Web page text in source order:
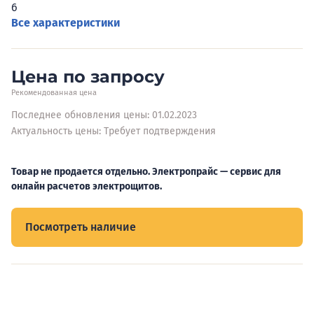
6
Все характеристики
Цена по запросу
Рекомендованная цена
Последнее обновления цены: 01.02.2023
Актуальность цены: Требует подтверждения
Товар не продается отдельно. Электропрайс — сервис для
онлайн расчетов электрощитов.
Посмотреть наличие